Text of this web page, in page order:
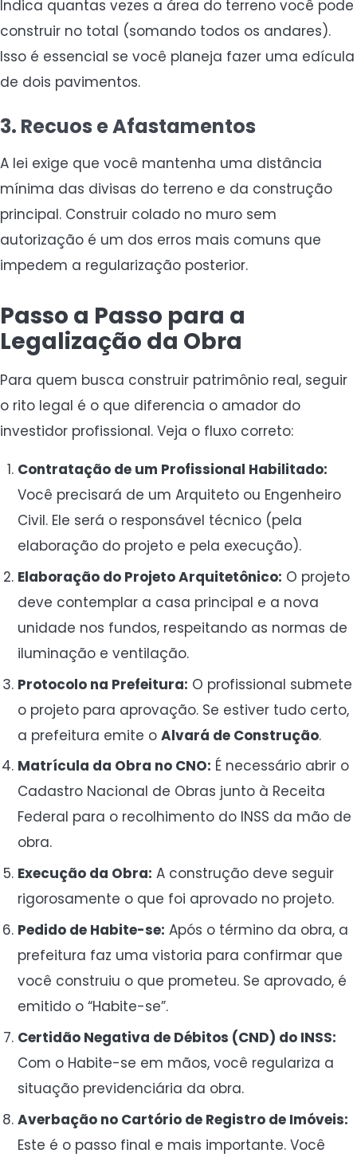
Indica quantas vezes a área do terreno você pode
construir no total (somando todos os andares).
Isso é essencial se você planeja fazer uma edícula
de dois pavimentos.
3. Recuos e Afastamentos
A lei exige que você mantenha uma distância
mínima das divisas do terreno e da construção
principal. Construir colado no muro sem
autorização é um dos erros mais comuns que
impedem a regularização posterior.
Passo a Passo para a
Legalização da Obra
Para quem busca construir patrimônio real, seguir
o rito legal é o que diferencia o amador do
investidor profissional. Veja o fluxo correto:
Contratação de um Profissional Habilitado:
Você precisará de um Arquiteto ou Engenheiro
Civil. Ele será o responsável técnico (pela
elaboração do projeto e pela execução).
Elaboração do Projeto Arquitetônico: O projeto
deve contemplar a casa principal e a nova
unidade nos fundos, respeitando as normas de
iluminação e ventilação.
Protocolo na Prefeitura: O profissional submete
o projeto para aprovação. Se estiver tudo certo,
a prefeitura emite oAlvará de Construção.
Matrícula da Obra no CNO: É necessário abrir o
Cadastro Nacional de Obras junto à Receita
Federal para o recolhimento do INSS da mão de
obra.
Execução da Obra: A construção deve seguir
rigorosamente o que foi aprovado no projeto.
Pedido de Habite-se: Após o término da obra, a
prefeitura faz uma vistoria para confirmar que
você construiu o que prometeu. Se aprovado, é
emitido o “Habite-se”.
Certidão Negativa de Débitos (CND) do INSS:
Com o Habite-se em mãos, você regulariza a
situação previdenciária da obra.
Averbação no Cartório de Registro de Imóveis:
Este é o passo final e mais importante. Você